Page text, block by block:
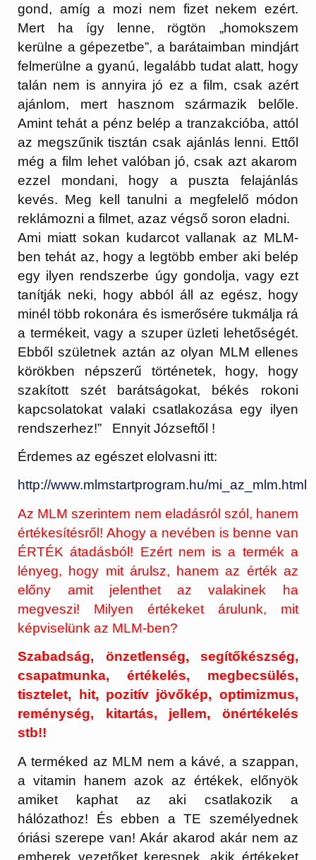
gond, amíg a mozi nem fizet nekem ezért.
Mert ha így lenne, rögtön „homokszem
kerülne a gépezetbe”, a barátaimban mindjárt
felmerülne a gyanú, legalább tudat alatt, hogy
talán nem is annyira jó ez a film, csak azért
ajánlom, mert hasznom származik belőle.
Amint tehát a pénz belép a tranzakcióba, attól
az megszűnik tisztán csak ajánlás lenni. Ettől
még a film lehet valóban jó, csak azt akarom
ezzel mondani, hogy a puszta felajánlás
kevés. Meg kell tanulni a megfelelő módon
reklámozni a filmet, azazvégső soron eladni.
Ami miatt sokan kudarcot vallanak az MLM-
ben tehát az, hogy a legtöbb ember aki belép
egy ilyen rendszerbe úgy gondolja, vagy ezt
tanítják neki, hogy abból áll az egész, hogy
minél több rokonára és ismerősére tukmálja rá
a termékeit, vagy a szuper üzleti lehetőségét.
Ebből születnek aztán az olyan MLM ellenes
körökben népszerű történetek, hogy, hogy
szakított szét barátságokat, békés rokoni
kapcsolatokat valaki csatlakozása egy ilyen
rendszerhez!” Ennyit Józseftől !
Érdemes az egészet elolvasni itt:
http://www.mlmstartprogram.hu/mi_az_mlm.html
Az MLM szerintem nem eladásról szól, hanem
értékesítésről! Ahogy a nevében is benne van
ÉRTÉK átadásból! Ezért nem is a termék a
lényeg, hogy mit árulsz, hanem az érték az
előny amit jelenthet az valakinek ha
megveszi! Milyen értékeket árulunk, mit
képviselünk az MLM-ben?
Szabadság, önzetlenség, segítőkészség,
csapatmunka, értékelés, megbecsülés,
tisztelet, hit, pozitív jövőkép, optimizmus,
reménység, kitartás, jellem, önértékelés
stb!!
A terméked az MLM nem a kávé, a szappan,
a vitamin hanem azok az értékek, előnyök
amiket kaphat az aki csatlakozik a
hálózathoz! És ebben a TE személyednek
óriási szerepe van! Akár akarod akár nem az
emberek vezetőket keresnek, akik értékeket